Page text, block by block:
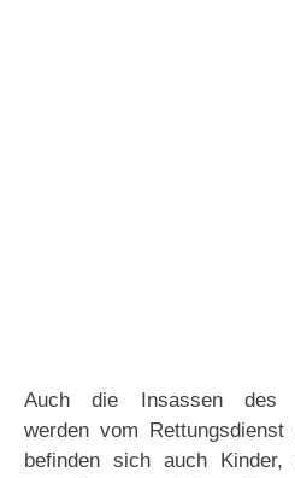
Auch die Insassen des
werden vom
befinden sich auch